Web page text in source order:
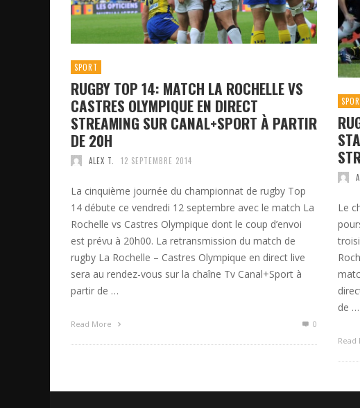
SPORT
RUGBY TOP 14: MATCH LA ROCHELLE VS
CASTRES OLYMPIQUE EN DIRECT
STREAMING SUR CANAL+SPORT À PARTIR
DE 20H
ALEX T. 12 SEPTEMBRE 2014
La cinquième journée du championnat de rugby Top
14 débute ce vendredi 12 septembre avec le match La
Rochelle vs Castres Olympique dont le coup d’envoi
est prévu à 20h00. La retransmission du match de
rugby La Rochelle – Castres Olympique en direct live
sera au rendez-vous sur la chaîne Tv Canal+Sport à
partir de …
Read More 0
Le
de …
Read